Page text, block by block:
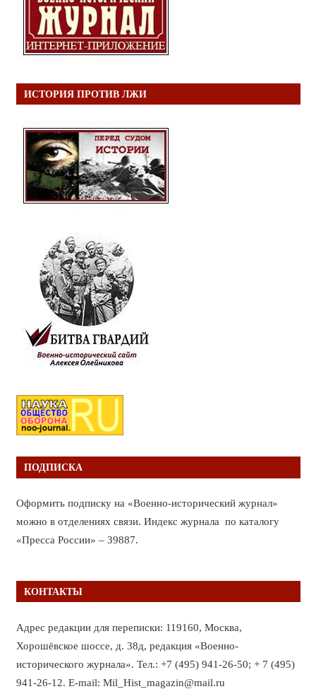
ИСТОРИЯ ПРОТИВ ЛЖИ
ПОДПИСКА
Оформить подписку на «Военно-исторический журнал»
можно в отделениях связи. Индекс журнала по каталогу
«Пресса России» – 39887.
КОНТАКТЫ
Адрес редакции для переписки: 119160, Москва,
Хорошёвское шоссе, д. 38д, редакция «Военно-
исторического журнала». Тел.: +7 (495) 941-26-50; + 7 (495)
941-26-12. E-mail: Mil_Hist_magazin@mail.ru